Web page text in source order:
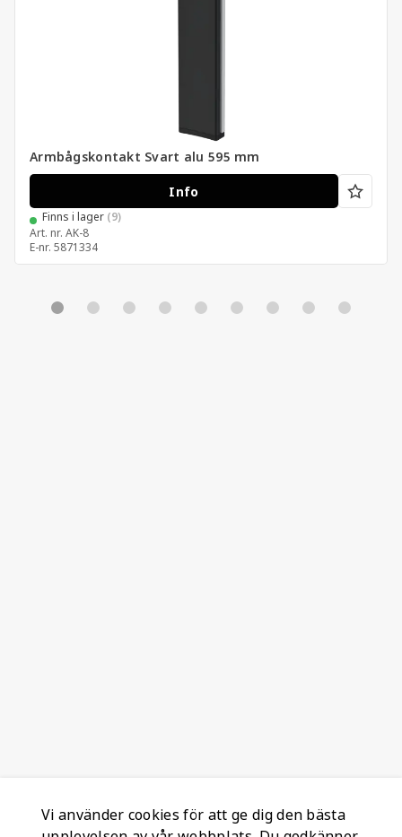
Armbågskontakt Svart alu 595 mm
Info
Finns i lager (9)
Art. nr. AK-8
E-nr. 5871334
Vi använder cookies för att ge dig den bästa